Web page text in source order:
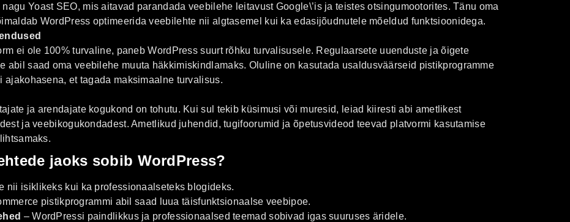
Yoast SEO, mis aitavad parandada veebilehe leitavust Google\’is ja teistes otsingumootorites. Tänu oma
WordPress optimeerida veebilehte nii algtasemel kui ka edasijõudnutele mõeldud funktsioonidega.
ei ole 100% turvaline, paneb WordPress suurt rõhku turvalisusele. Regulaarsete uuenduste ja õigete
abil saad oma veebilehe muuta häkkimiskindlamaks. Oluline on kasutada usaldusväärseid pistikprogramme
ajakohasena, et tagada maksimaalne turvalisus.
ja arendajate kogukond on tohutu. Kui sul tekib küsimusi või muresid, leiad kiiresti abi ametlikest
ja veebikogukondadest. Ametlikud juhendid, tugifoorumid ja õpetusvideod teevad platvormi kasutamise
jaoks sobib WordPress?
nii isiklikeks kui ka professionaalseteks blogideks.
pistikprogrammi abil saad luua täisfunktsionaalse veebipoe.
– WordPressi paindlikkus ja professionaalsed teemad sobivad igas suuruses äridele.